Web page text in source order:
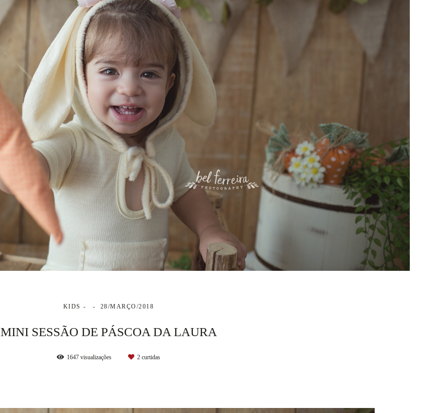
KIDS 28/MARÇO/2018
MINI SESSÃO DE PÁSCOA DA LAURA
1647 visualizações 2 curtidas